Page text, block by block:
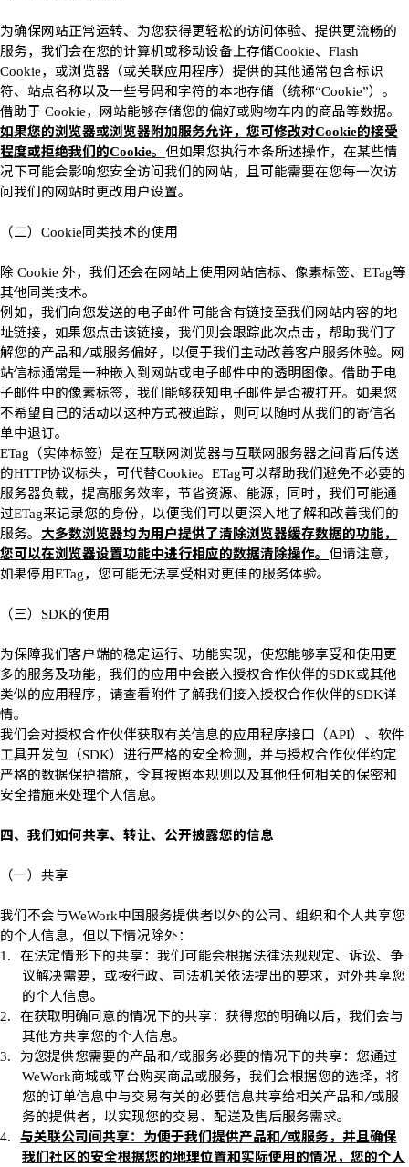
为确保网站正常运转、为您获得更轻松的访问体验、提供更流畅的
服务，我们会在您的计算机或移动设备上存储Cookie、 Flash
Cookie，或浏览器（或关联应用程序）提供的其他通常包含标识
符、站点名称以及一些号码和字符的本地存储（统称“Cookie”）。
借助于 Cookie，网站能够存储您的偏好或购物车内的商品等数据。
如果您的浏览器或浏览器附加服务允许，您可修改对Cookie的接受
程度或拒绝我们的Cookie。 但如果您执行本条所述操作，在某些情
况下可能会影响您安全访问我们的网站，且可能需要在您每一次访
问我们的网站时更改用户设置。
（二） Cookie同类技术的使用
除 Cookie 外，我们还会在网站上使用网站信标、像素标签、 ETag等
其他同类技术。
例如，我们向您发送的电子邮件可能含有链接至我们网站内容的地
址链接，如果您点击该链接，我们则会跟踪此次点击，帮助我们了
解您的产品和/或服务偏好，以便于我们主动改善客户服务体验。网
站信标通常是一种嵌入到网站或电子邮件中的透明图像。借助于电
子邮件中的像素标签，我们能够获知电子邮件是否被打开。如果您
不希望自己的活动以这种方式被追踪，则可以随时从我们的寄信名
单中退订。
ETag
（实体标签）是在互联网浏览器与互联网服务器之间背后传送
的HTTP协议标头，可代替Cookie。 ETag可以帮助我们避免不必要的
服务器负载，提高服务效率，节省资源、能源，同时，我们可能通
过ETag来记录您的身份，以便我们可以更深入地了解和改善我们的
服务。 大多数浏览器均为用户提供了清除浏览器缓存数据的功能，
您可以在浏览器设置功能中进行相应的数据清除操作。 但请注意，
如果停用ETag，您可能无法享受相对更佳的服务体验。
（三） SDK的使用
为保障我们客户端的稳定运行、功能实现，使您能够享受和使用更
多的服务及功能，我们的应用中会嵌入授权合作伙伴的SDK或其他
类似的应用程序，请查看附件了解我们接入授权合作伙伴的SDK详
情。
我们会对授权合作伙伴获取有关信息的应用程序接口（API）、软件
工具开发包（SDK）进行严格的安全检测，并与授权合作伙伴约定
严格的数据保护措施，令其按照本规则以及其他任何相关的保密和
安全措施来处理个人信息。
四、我们如何共享、转让、公开披露您的信息
（一）共享
我们不会与WeWork中国服务提供者以外的公司、组织和个人共享您
的个人信息，但以下情况除外：
1.
在法定情形下的共享：我们可能会根据法律法规规定、诉讼、争
议解决需要，或按行政、司法机关依法提出的要求，对外共享您
的个人信息。
2.
在获取明确同意的情况下的共享：获得您的明确以后，我们会与
其他方共享您的个人信息。
3. 为您提供您需要的产品和/或服务必要的情况下的共享：您通过
WeWork商城或平台购买商品或服务，我们会根据您的选择，将
您的订单信息中与交易有关的必要信息共享给相关产品和/或服
务的提供者，以实现您的交易、配送及售后服务需求。
4. 与关联公司间共享：为便于我们提供产品和/或服务，并且确保
我们社区的安全根据您的地理位置和实际使用的情况，您的个人